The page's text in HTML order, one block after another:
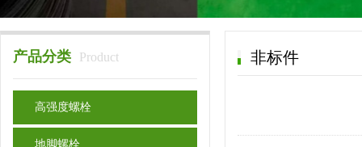
产品分类 Product
高强度螺栓
地脚螺栓
非标件